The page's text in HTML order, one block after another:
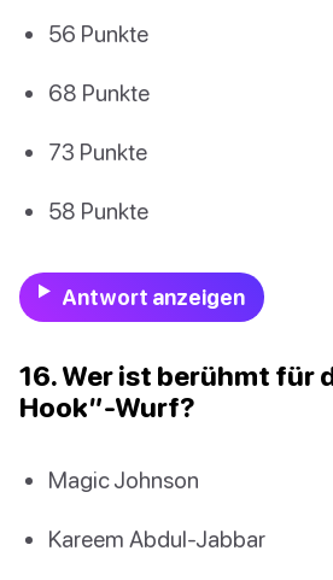
56 Punkte
68 Punkte
73 Punkte
58 Punkte
Antwort anzeigen
16. Wer ist berühmt für
Hook”-Wurf?
Magic Johnson
Kareem Abdul-Jabbar